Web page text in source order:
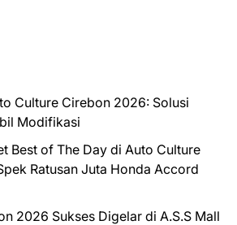
Culture Cirebon 2026: Solusi
Modifikasi
Best of The Day di Auto Culture
Ratusan Juta Honda Accord
2026 Sukses Digelar di A.S.S Mall